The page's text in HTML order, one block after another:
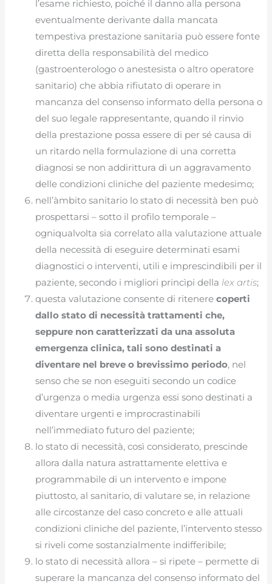
l’esame richiesto, poiché il danno alla persona
eventualmente derivante dalla mancata
tempestiva prestazione sanitaria può essere fonte
diretta della responsabilità del medico
(gastroenterologo o anestesista o altro operatore
sanitario) che abbia rifiutato di operare in
mancanza del consenso informato della persona o
del suo legale rappresentante, quando il rinvio
della prestazione possa essere di per sé causa di
un ritardo nella formulazione di una corretta
diagnosi se non addirittura di un aggravamento
delle condizioni cliniche del paziente medesimo;
nell’àmbito sanitario lo stato di necessità ben può
prospettarsi – sotto il profilo temporale –
ogniqualvolta sia correlato alla valutazione attuale
della necessità di eseguire determinati esami
diagnostici o interventi, utili e imprescindibili per il
paziente, secondo i migliori princìpi della lex artis;
questa valutazione consente di ritenerecoperti
dallo stato di necessità trattamenti che,
seppure non caratterizzati da una assoluta
emergenza clinica, tali sono destinati a
diventare nel breve o brevissimo periodo, nel
senso che se non eseguiti secondo un codice
d’urgenza o media urgenza essi sono destinati a
diventare urgenti e improcrastinabili
nell’immediato futuro del paziente;
lo stato di necessità, così considerato, prescinde
allora dalla natura astrattamente elettiva e
programmabile di un intervento e impone
piuttosto, al sanitario, di valutare se, in relazione
alle circostanze del caso concreto e alle attuali
condizioni cliniche del paziente, l’intervento stesso
si riveli come sostanzialmente indifferibile;
lo stato di necessità allora – si ripete – permette di
superare la mancanza del consenso informato del